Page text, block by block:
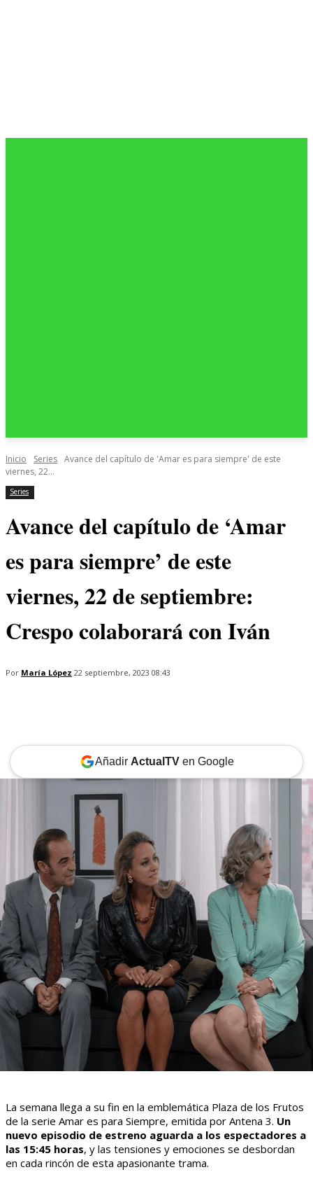
Inicio Series Avance del capítulo de 'Amar es para siempre' de este
viernes, 22...
Series
Avance del capítulo de ‘Amar
es para siempre’ de este
viernes, 22 de septiembre:
Crespo colaborará con Iván
Por María López 22 septiembre, 2023 08:43
Añadir ActualTVen Google
La semana llega a su fin en la emblemática Plaza de los Frutos
de la serie Amar es para Siempre, emitida por Antena 3. Un
nuevo episodio de estreno aguarda a los espectadores a
las 15:45 horas, y las tensiones y emociones se desbordan
en cada rincón de esta apasionante trama.